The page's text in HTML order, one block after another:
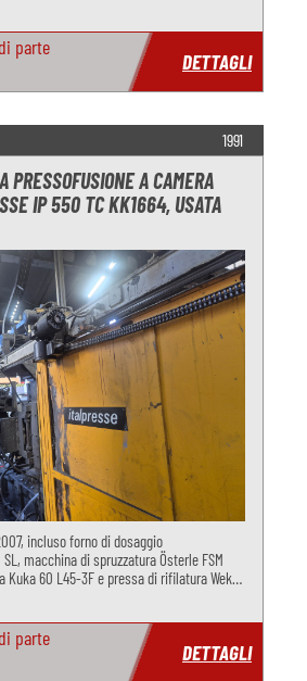
parte
DETTAGLI
1991
PRESSOFUSIONE A CAMERA
IP 550 TC KK1664, USATA
incluso forno di dosaggio
macchina di spruzzatura Österle FSM
Kuka 60 L45-3F e pressa di rifilatura Weko
parte
DETTAGLI